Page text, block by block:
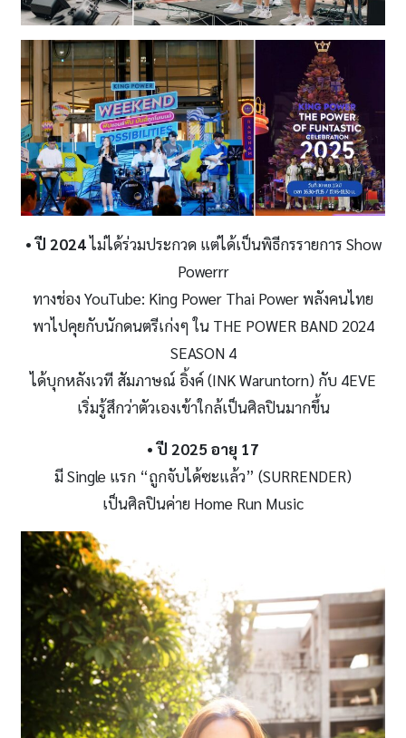
• ปี 2024ไม่ได้ร่วมประกวด แต่ได้เป็นพิธีกรรายการ Show
Powerrr
ทางช่อง YouTube: King Power Thai Power พลังคนไทย
พาไปคุยกับนักดนตรีเก่งๆ ใน THE POWER BAND 2024
SEASON 4
ได้บุกหลังเวที สัมภาษณ์ อิ้งค์ (INK Waruntorn) กับ 4EVE
เริ่มรู้สึกว่าตัวเองเข้าใกล้เป็นศิลปินมากขึ้น
• ปี 2025 อายุ 17
มี Single แรก “ถูกจับได้ซะแล้ว” (SURRENDER)
เป็นศิลปินค่าย Home Run Music